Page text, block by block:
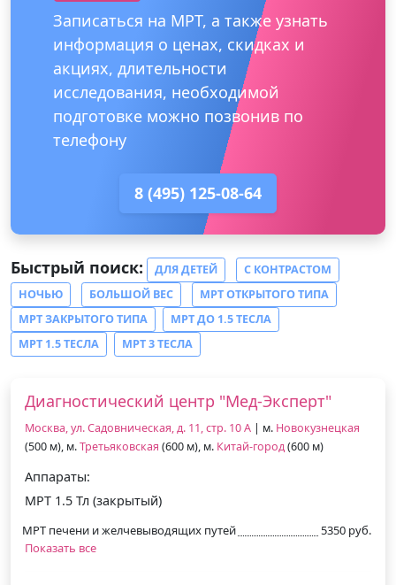
Записаться на МРТ, а также узнать
информация о ценах, скидках и
акциях, длительности
исследования, необходимой
подготовке можно позвонив по
телефону
8 (495) 125-08-64
Быстрый поиск: ДЛЯ ДЕТЕЙ
С КОНТРАСТОМ
НОЧЬЮ
БОЛЬШОЙ ВЕС
МРТ ОТКРЫТОГО ТИПА
МРТ ЗАКРЫТОГО ТИПА
МРТ ДО 1.5 ТЕСЛА
МРТ 1.5 ТЕСЛА
МРТ 3 ТЕСЛА
Диагностический центр "Мед-Эксперт"
Москва, ул. Садовническая, д. 11, стр. 10 А | м. Новокузнецкая
(500 м), м.Третьяковская (600 м), м. Китай-город(600 м)
Аппараты:
МРТ 1.5 Тл (закрытый)
МРТ печени и желчевыводящих путей
5350 руб.
Показать все